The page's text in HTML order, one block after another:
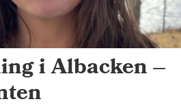
i Albacken –